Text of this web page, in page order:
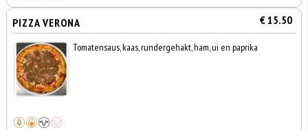
PIZZA VERONA € 15.50
Tomatensaus, kaas, rundergehakt, ham, ui en paprika